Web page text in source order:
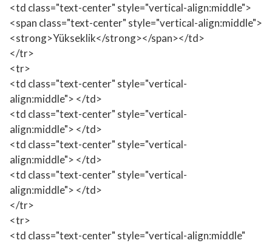
<td class="text-center" style="vertical-align:middle">
<span class="text-center" style="vertical-align:middle">
<strong>Yükseklik</strong></span></td>
</tr>
<tr>
<td class="text-center" style="vertical-
align:middle"> </td>
<td class="text-center" style="vertical-
align:middle"> </td>
<td class="text-center" style="vertical-
align:middle"> </td>
<td class="text-center" style="vertical-
align:middle"> </td>
</tr>
<tr>
<td class="text-center" style="vertical-align:middle"